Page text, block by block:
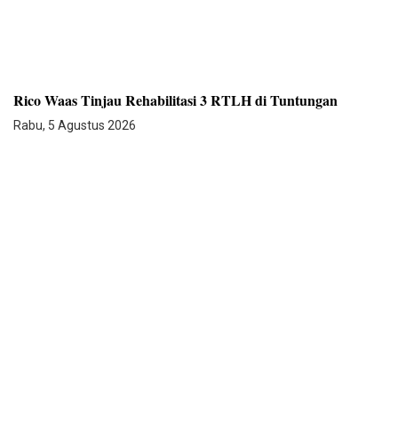
Rico Waas Tinjau Rehabilitasi 3 RTLH di Tuntungan
Rabu, 5 Agustus 2026